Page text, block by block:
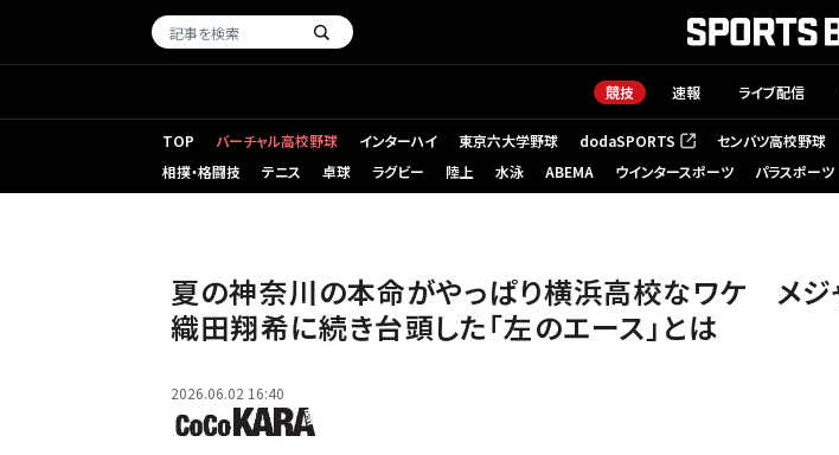
競技 速報 ライブ配信
TOP バーチャル高校野球 インターハイ 東京六大学野球 dodaSPORTS
（新しいタブで開く） センバツ高校野球
相撲・格闘技
テニス 卓球 ラグビー 陸上 水泳 ABEMA ウインタースポーツ パラスポーツ
夏の神奈川の本命がやっぱり横浜高校なワケ メジ
織田翔希に続き台頭した「左のエース」とは
2026.06.02 16:40